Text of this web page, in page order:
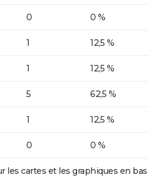
0 0 %
1 12,5 %
1 12,5 %
5 62,5 %
1 12,5 %
0 0 %
les cartes et les graphiques en bas